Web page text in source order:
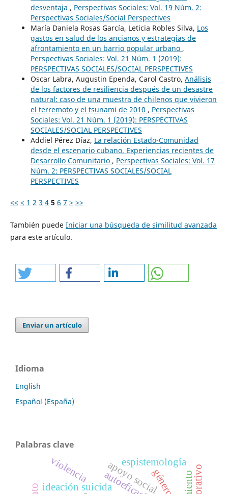
desventaja , Perspectivas Sociales: Vol. 19 Núm. 2:
Perspectivas Sociales/Social Perspectives
María Daniela Rosas García, Leticia Robles Silva, Los
gastos en salud de los ancianos y estrategias de
afrontamiento en un barrio popular urbano ,
Perspectivas Sociales: Vol. 21 Núm. 1 (2019):
PERSPECTIVAS SOCIALES/SOCIAL PERSPECTIVES
Oscar Labra, Augustin Ependa, Carol Castro, Análisis
de los factores de resiliencia después de un desastre
natural: caso de una muestra de chilenos que vivieron
el terremoto y el tsunami de 2010 , Perspectivas
Sociales: Vol. 21 Núm. 1 (2019): PERSPECTIVAS
SOCIALES/SOCIAL PERSPECTIVES
Addiel Pérez Díaz, La relación Estado-Comunidad
desde el escenario cubano. Experiencias recientes de
Desarrollo Comunitario , Perspectivas Sociales: Vol. 17
Núm. 2: PERSPECTIVAS SOCIALES/SOCIAL
PERSPECTIVES
<< < 1 2 3 4 5 6 7 > >>
También puede Iniciar una búsqueda de similitud avanzada
para este artículo.
Enviar un artículo
Idioma
English
Español (España)
Palabras clave
ideación suicidaapoyo social
violencia espistemología
género